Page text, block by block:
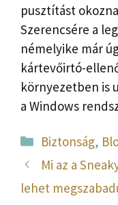
pusztítást
Szerencsére a
némelyike ​​már
kártevőirtó-
környezetben is
a Windows
Kategória
Biztonság,
Mi az a
lehet